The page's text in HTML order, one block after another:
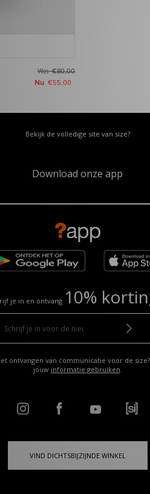
Was€80,00
Nu €55,00
Bekijk de volledige site van size?
Download onze app
je in en ontvang 10%
ontvangen van communicatie voor de
jouw informatie gebruiken.
VIND DICHTSBIJZIJNDE WINKEL